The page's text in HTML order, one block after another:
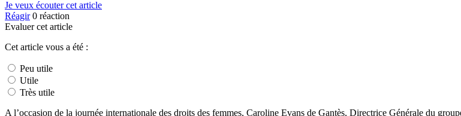
Je veux écouter cet article
Réagir 0 réaction
Evaluer cet article
Cet article vous a été :
Peu utile
Utile
Très utile
A l’occasion de la journée internationale des droits des femmes, Caroline Evans de Gantès, Directrice Générale du